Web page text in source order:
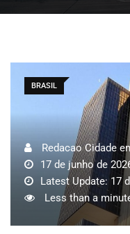
BRASIL
Redacao Cidade
17 de junho de
Latest Update: 17
Less than a